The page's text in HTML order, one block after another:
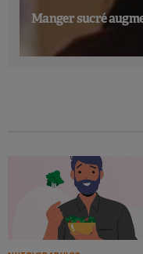
Manger sucré